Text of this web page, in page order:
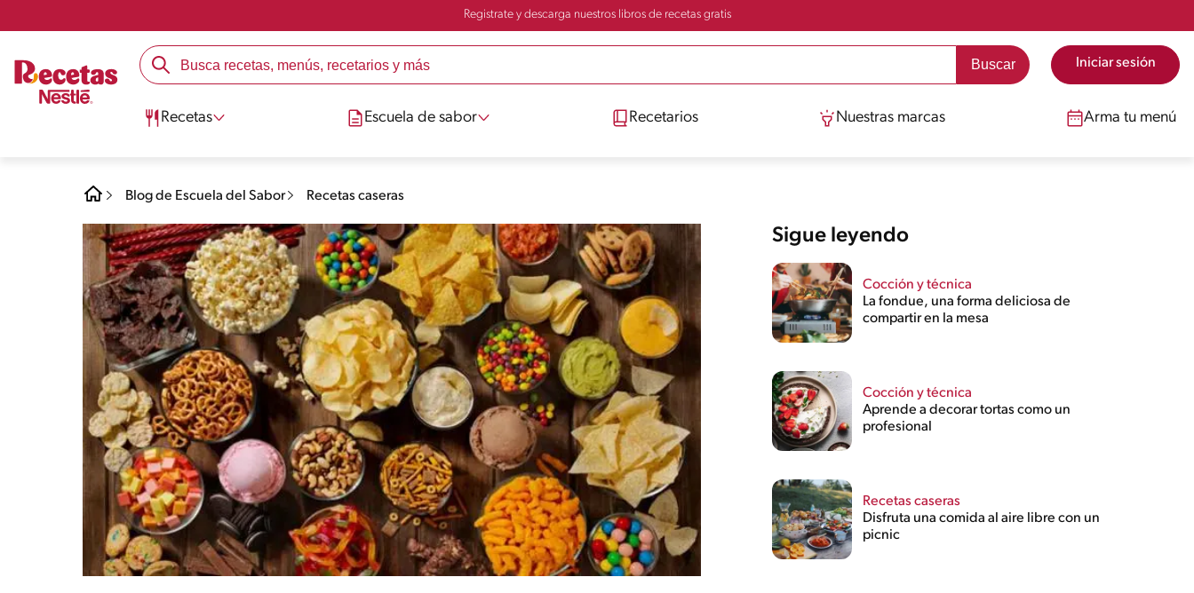
Registrate y descarga nuestros libros de recetas gratis
Iniciar sesión
Recetas Escuela de sabor Recetarios Nuestras marcas Arma tu menú
Blog de Escuela del Sabor Recetas caseras
Sigue leyendo
Cocción y técnica
La fondue, una forma deliciosa de
compartir en la mesa
Cocción y técnica
Aprende a decorar tortas como un
profesional
Recetas caseras
Disfruta una comida al aire libre con un
picnic